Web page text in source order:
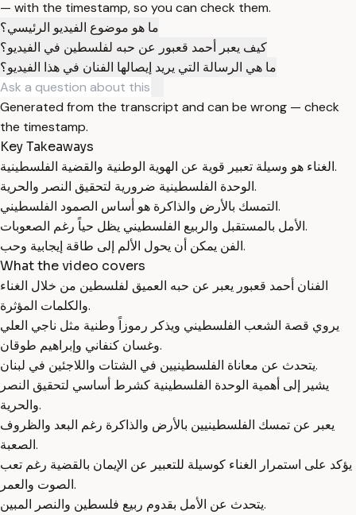
— with the timestamp, so you can check them.
ما هو موضوع الفيديو الرئيسي؟
كيف يعبر أحمد قعبور عن حبه لفلسطين في الفيديو؟
ما هي الرسالة التي يريد إيصالها الفنان في هذا الفيديو؟
Generated from the transcript and can be wrong — check
the timestamp.
Key Takeaways
الغناء هو وسيلة تعبير قوية عن الهوية الوطنية والقضية الفلسطينية.
الوحدة الفلسطينية ضرورية لتحقيق النصر والحرية.
التمسك بالأرض والذاكرة هو أساس الصمود الفلسطيني.
الأمل بالمستقبل والربيع الفلسطيني يظل حياً رغم الصعوبات.
الفن يمكن أن يحول الألم إلى طاقة إيجابية وحب.
What the video covers
الفنان أحمد قعبور يعبر عن حبه العميق لفلسطين من خلال الغناء
والكلمات المؤثرة.
يروي قصة الشعب الفلسطيني ويذكر رموزاً وطنية مثل ناجي العلي
وغسان كنفاني وإبراهيم طوقان.
يتحدث عن معاناة الفلسطينيين في الشتات واللاجئين في لبنان.
يشير إلى أهمية الوحدة الفلسطينية كشرط أساسي لتحقيق النصر
والحرية.
يعبر عن تمسك الفلسطينيين بالأرض والذاكرة رغم البعد والظروف
الصعبة.
يؤكد على استمرار الغناء كوسيلة للتعبير عن الإيمان بالقضية رغم تعب
الصوت والعمر.
يتحدث عن الأمل بقدوم ربيع فلسطين والنصر المبين.